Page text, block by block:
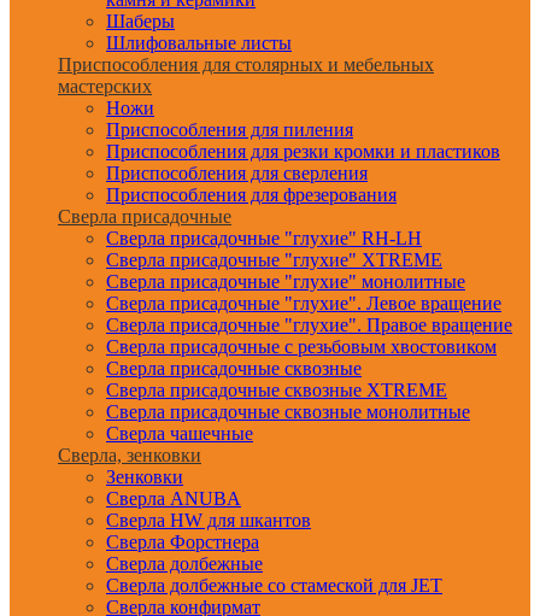
Шаберы
Шлифовальные листы
Приспособления для столярных и мебельных
мастерских
Ножи
Приспособления для пиления
Приспособления для резки кромки и пластиков
Приспособления для сверления
Приспособления для фрезерования
Сверла присадочные
Сверла присадочные "глухие" RH-LH
Сверла присадочные "глухие" XTREME
Сверла присадочные "глухие" монолитные
Сверла присадочные "глухие". Левое вращение
Сверла присадочные "глухие". Правое вращение
Сверла присадочные с резьбовым хвостовиком
Сверла присадочные сквозные
Сверла присадочные сквозные XTREME
Сверла присадочные сквозные монолитные
Сверла чашечные
Сверла, зенковки
Зенковки
Сверла ANUBA
Сверла HW для шкантов
Сверла Форстнера
Сверла долбежные
Сверла долбежные со стамеской для JET
Сверла конфирмат